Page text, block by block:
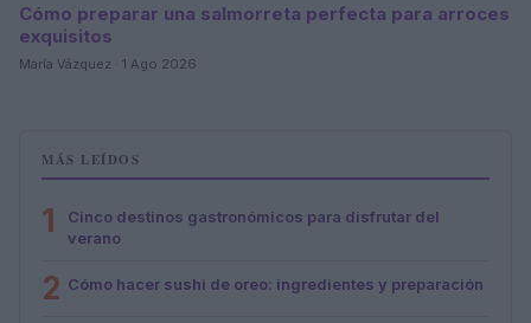
Cómo preparar una salmorreta perfecta para arroces
exquisitos
María Vázquez · 1 Ago 2026
MÁS LEÍDOS
1
Cinco destinos gastronómicos para disfrutar del
verano
2 Cómo hacer sushi de oreo: ingredientes y preparación